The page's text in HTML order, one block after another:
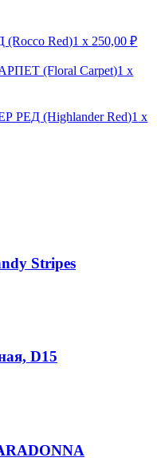
Red)1 x 250,00₽
(Floral Carpet)1 x
РЕД (Highlander Red)1 x
Stripes
D15